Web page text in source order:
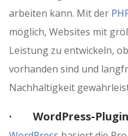
arbeiten kann. Mit der
möglich, Websites mit
Leistung zu entwickeln,
vorhanden sind und
Nachhaltigkeit
· WordPress-